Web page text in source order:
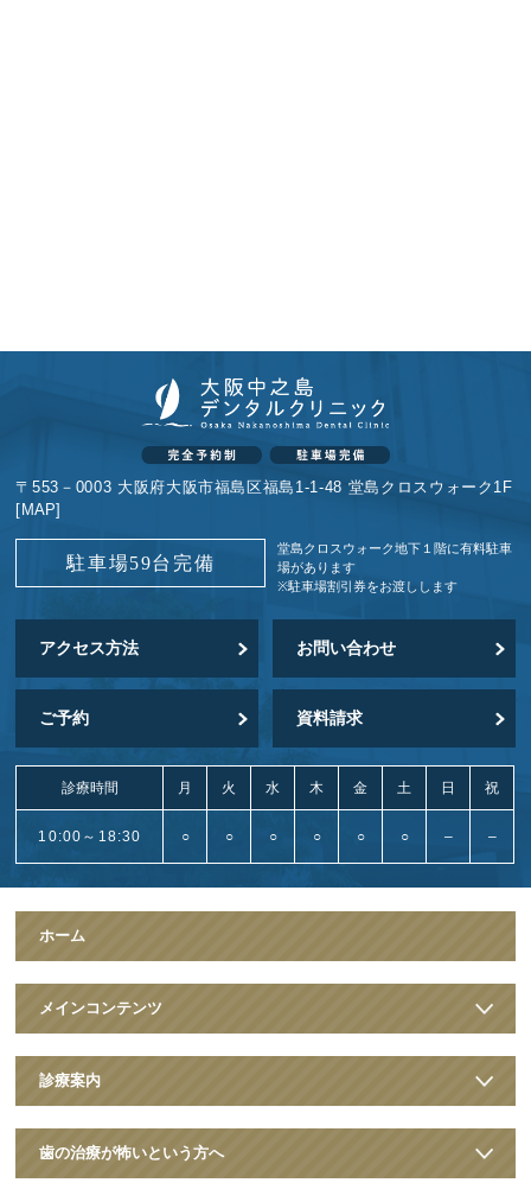
〒553－0003 大阪府大阪市福島区福島1-1-48 堂島クロスウォーク1F
[MAP]
駐車場59台完備
堂島クロスウォーク地下１階に有料駐車
場があります
※駐車場割引券をお渡しします
アクセス方法 お問い合わせ
ご予約 資料請求
診療時間 月 火 水 木 金 土 日 祝
10:00～18:30 ○ ○ ○ ○ ○ ○ – –
ホーム
メインコンテンツ
診療案内
歯の治療が怖いという方へ